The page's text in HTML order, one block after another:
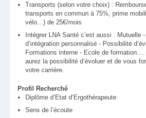
Transports (selon votre choix) :
transports en commun à 75%, prime
vélo…) de 25€/mois
Intégrer LNA Santé c’est aussi : Mutuelle
d’intégration personnalisé - Possibilité
Formations interne - Ecole de
aurez la possibilité d’évoluer et de vous
votre carrière.
Profil Recherché
Diplôme d’Etat d’Ergothérapeute
Sens de l’écoute